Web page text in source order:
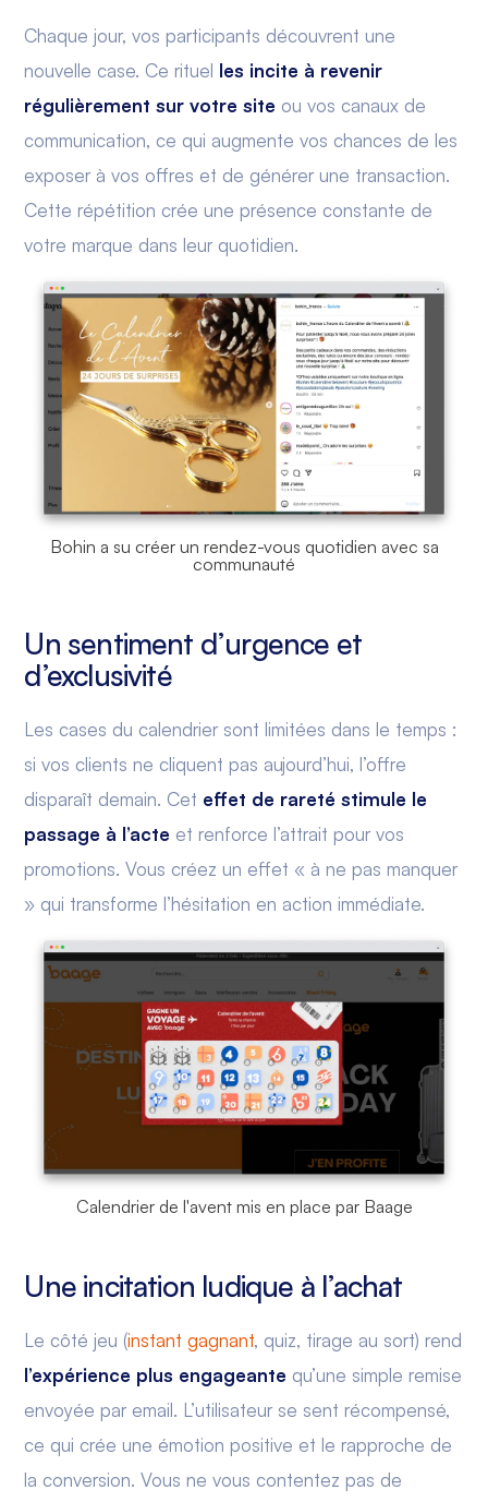
Chaque jour, vos participants découvrent une
nouvelle case. Ce rituel les incite à revenir
régulièrement sur votre site ou vos canaux de
communication, ce qui augmente vos chances de les
exposer à vos offres et de générer une transaction.
Cette répétition crée une présence constante de
votre marque dans leur quotidien.
Bohin a su créer un rendez-vous quotidien avec sa
communauté
Un sentiment d’urgence et
d’exclusivité
Les cases du calendrier sont limitées dans le temps :
si vos clients ne cliquent pas aujourd’hui, l’offre
disparaît demain. Cet effet de rareté stimule le
passage à l’acte et renforce l’attrait pour vos
promotions. Vous créez un effet « à ne pas manquer
» qui transforme l’hésitation en action immédiate.
Calendrier de l'avent mis en place par Baage
Une incitation ludique à l’achat
Le côté jeu (instant gagnant, quiz, tirage au sort) rend
l’expérience plus engageante qu’une simple remise
envoyée par email. L’utilisateur se sent récompensé,
ce qui crée une émotion positive et le rapproche de
la conversion. Vous ne vous contentez pas de